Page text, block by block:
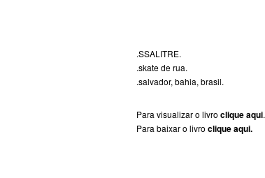
.SSALITRE.
.skate de rua.
.salvador, bahia, brasil.
Para visualizar o livro clique aqui.
Para baixar o livro clique aqui.